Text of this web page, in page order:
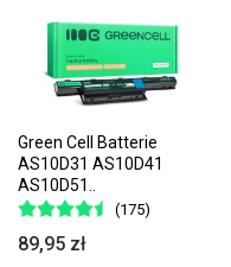
Green Cell Batterie
AS10D31 AS10D41
AS10D51..
(175)
89,95 zł